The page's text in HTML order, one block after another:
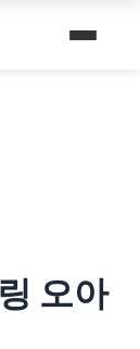
리미엄 마사지
오아